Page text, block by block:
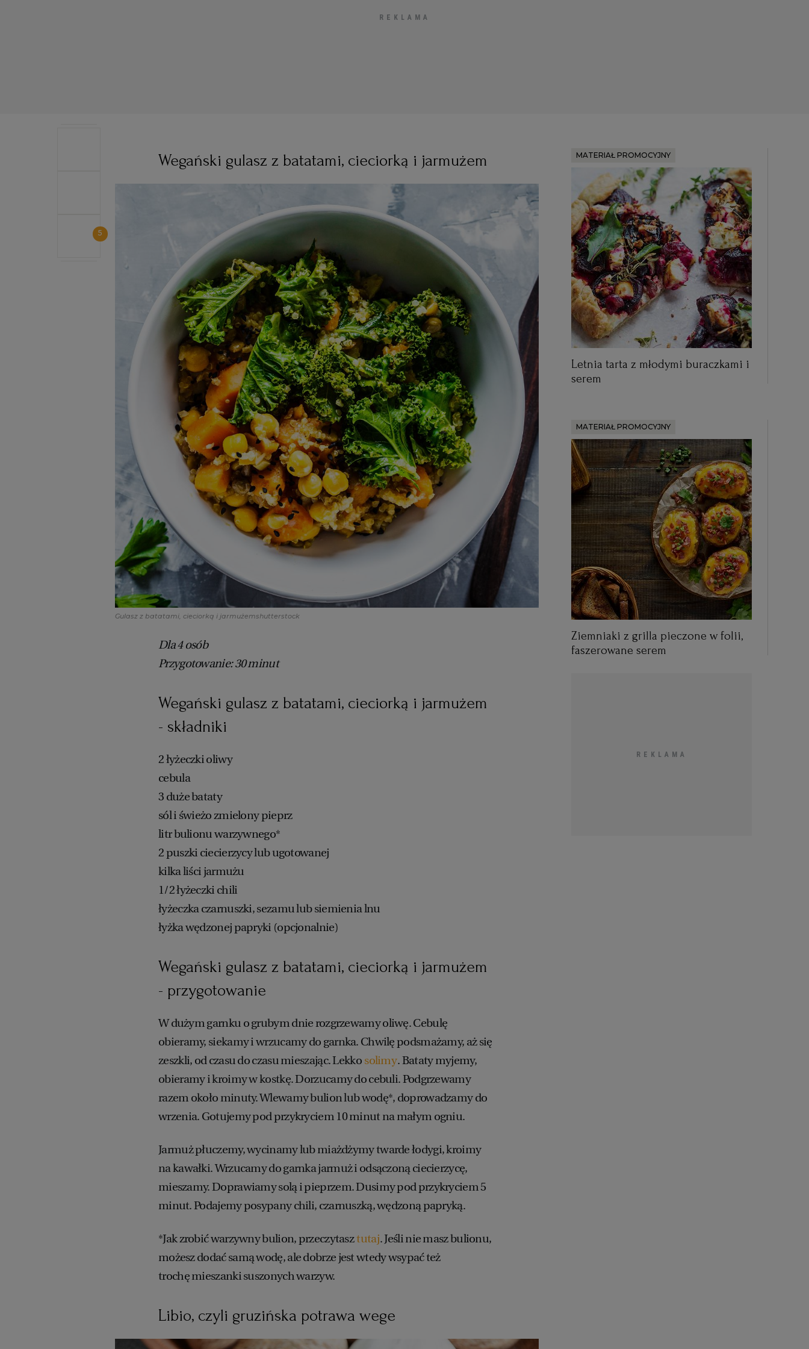
Wegański gulasz z batatami, cieciorką i jarmużem
Gulasz z batatami, cieciorką i jarmużemshutterstock
Dla 4 osób
Przygotowanie: 30 minut
Wegański gulasz z batatami, cieciorką i jarmużem
- składniki
2 łyżeczki oliwy
cebula
3 duże bataty
sól i świeżo zmielony pieprz
litr bulionu warzywnego*
2 puszki ciecierzycy lub ugotowanej
kilka liści jarmużu
1/2 łyżeczki chili
łyżeczka czarnuszki, sezamu lub siemienia lnu
łyżka wędzonej papryki (opcjonalnie)
Wegański gulasz z batatami, cieciorką i jarmużem
- przygotowanie
W dużym garnku o grubym dnie rozgrzewamy oliwę. Cebulę
obieramy, siekamy i wrzucamy do garnka. Chwilę podsmażamy, aż się
zeszkli, od czasu do czasu mieszając. Lekko solimy. Bataty myjemy,
obieramy i kroimy w kostkę. Dorzucamy do cebuli. Podgrzewamy
razem około minuty. Wlewamy bulion lub wodę*, doprowadzamy do
wrzenia. Gotujemy pod przykryciem 10 minut na małym ogniu.
Jarmuż płuczemy, wycinamy lub miażdżymy twarde łodygi, kroimy
na kawałki. Wrzucamy do garnka jarmuż i odsączoną ciecierzycę,
mieszamy. Doprawiamy solą i pieprzem. Dusimy pod przykryciem 5
minut. Podajemy posypany chili, czarnuszką, wędzoną papryką.
*Jak zrobić warzywny bulion, przeczytasztutaj. Jeśli nie masz bulionu,
możesz dodać samą wodę, ale dobrze jest wtedy wsypać też
trochę mieszanki suszonych warzyw.
Libio, czyli gruzińska potrawa wege
5
MATERIAŁ PROMOCYJNY
Letnia tarta z młodymi buraczkami i
serem
MATERIAŁ PROMOCYJNY
Ziemniaki z grilla pieczone w folii,
faszerowane serem